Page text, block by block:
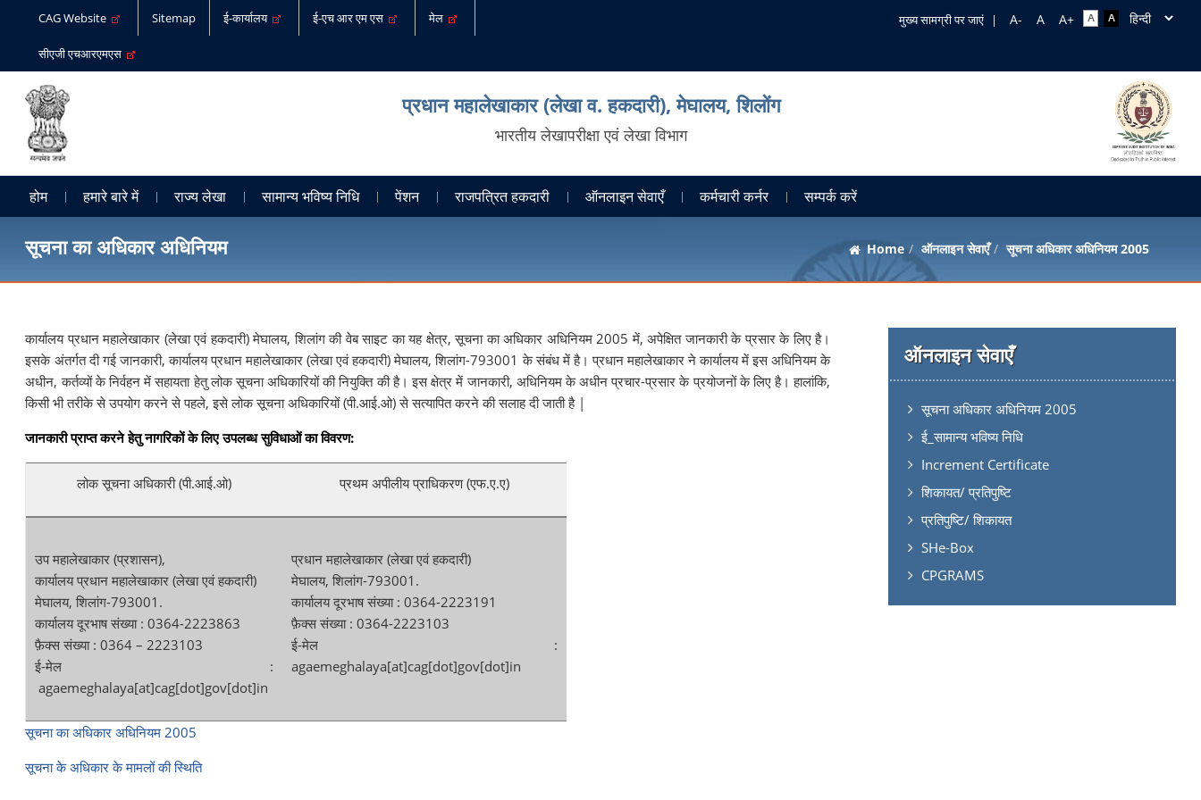
CAG Website Sitemap ई-कार्यालय ई-एच आर एम एस मेल
सीएजी एचआरएमएस
मुख्य सामग्री पर जाएं |
प्रधान महालेखाकार (लेखा व. हकदारी), मेघालय, शिलोंग
भारतीय लेखापरीक्षा एवं लेखा विभाग
होम हमारे बारे में राज्य लेखा सामान्य भविष्य निधि पेंशन राजपत्रित हकदारी ऑनलाइन सेवाएँ कर्मचारी कर्नर सम्पर्क करें
सूचना का अधिकार अधिनियम Home ऑनलाइन सेवाएँ सूचना अधिकार अधिनियम 2005
ऑनलाइन सेवाएँ
सूचना अधिकार अधिनियम 2005
ई_सामान्य भविष्य निधि
Increment Certificate
शिकायत/ प्रतिपुष्टि
प्रतिपुष्टि/ शिकायत
SHe-Box
CPGRAMS
कार्यालय प्रधान महालेखाकार (लेखा एवं हकदारी) मेघालय, शिलांग की वेब साइट का यह क्षेत्र, सूचना का अधिकार अधिनियम 2005 में, अपेक्षित जानकारी के प्रसार के लिए है।
इसके अंतर्गत दी गई जानकारी, कार्यालय प्रधान महालेखाकार (लेखा एवं हकदारी) मेघालय, शिलांग-793001 के संबंध में है। प्रधान महालेखाकार ने कार्यालय में इस अधिनियम के
अधीन, कर्तव्यों के निर्वहन में सहायता हेतु लोक सूचना अधिकारियों की नियुक्ति की है। इस क्षेत्र में जानकारी, अधिनियम के अधीन प्रचार-प्रसार के प्रयोजनों के लिए है। हालांकि,
किसी भी तरीके से उपयोग करने से पहले, इसे लोक सूचना अधिकारियों (पी.आई.ओ) से सत्यापित करने की सलाह दी जाती है |
जानकारी प्राप्त करने हेतु नागरिकों के लिए उपलब्ध सुविधाओं का विवरण:
लोक सूचना अधिकारी (पी.आई.ओ) प्रथम अपीलीय प्राधिकरण (एफ.ए.ए)
उप महालेखाकार (प्रशासन),
कार्यालय प्रधान महालेखाकार (लेखा एवं हकदारी)
मेघालय, शिलांग-793001.
कार्यालय दूरभाष संख्या : 0364-2223863
फ़ैक्स संख्या : 0364 – 2223103
ई-मेल :
agaemeghalaya[at]cag[dot]gov[dot]in
प्रधान महालेखाकार (लेखा एवं हकदारी)
मेघालय, शिलांग-793001.
कार्यालय दूरभाष संख्या : 0364-2223191
फ़ैक्स संख्या : 0364-2223103
ई-मेल :
agaemeghalaya[at]cag[dot]gov[dot]in
सूचना का अधिकार अधिनियम 2005
सूचना के अधिकार के मामलों की स्थिति